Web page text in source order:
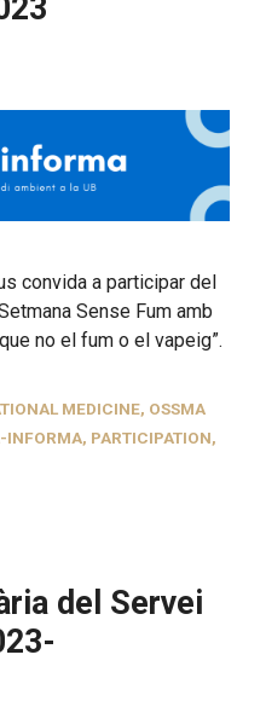
convida a participar del
Sense Fum amb
no el fum o el vapeig”.
MEDICINE, OSSMA
INFORMA, PARTICIPATION,
del Servei